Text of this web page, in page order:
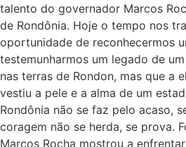
talento do governador Marcos
de Rondônia. Hoje o tempo nos
oportunidade de reconhecermos
testemunharmos um legado de
nas terras de Rondon, mas que a
vestiu a pele e a alma de um
Rondônia não se faz pelo acaso,
coragem não se herda, se prova.
Marcos Rocha mostrou a